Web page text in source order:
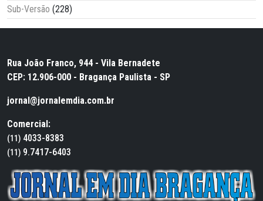
Sub-Versão (228)
Rua João Franco, 944 - Vila Bernadete
CEP: 12.906-000 - Bragança Paulista - SP
jornal@jornalemdia.com.br
Comercial:
(11) 4033-8383
(11) 9.7417-6403